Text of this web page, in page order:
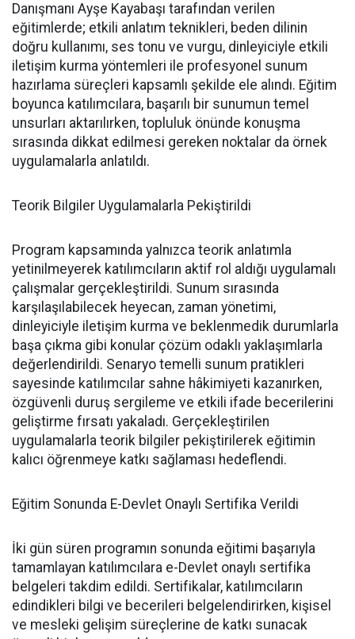
Danışmanı Ayşe Kayabaşı tarafından verilen
eğitimlerde; etkili anlatım teknikleri, beden dilinin
doğru kullanımı, ses tonu ve vurgu, dinleyiciyle etkili
iletişim kurma yöntemleri ile profesyonel sunum
hazırlama süreçleri kapsamlı şekilde ele alındı. Eğitim
boyunca katılımcılara, başarılı bir sunumun temel
unsurları aktarılırken, topluluk önünde konuşma
sırasında dikkat edilmesi gereken noktalar da örnek
uygulamalarla anlatıldı.
Teorik Bilgiler Uygulamalarla Pekiştirildi
Program kapsamında yalnızca teorik anlatımla
yetinilmeyerek katılımcıların aktif rol aldığı uygulamalı
çalışmalar gerçekleştirildi. Sunum sırasında
karşılaşılabilecek heyecan, zaman yönetimi,
dinleyiciyle iletişim kurma ve beklenmedik durumlarla
başa çıkma gibi konular çözüm odaklı yaklaşımlarla
değerlendirildi. Senaryo temelli sunum pratikleri
sayesinde katılımcılar sahne hâkimiyeti kazanırken,
özgüvenli duruş sergileme ve etkili ifade becerilerini
geliştirme fırsatı yakaladı. Gerçekleştirilen
uygulamalarla teorik bilgiler pekiştirilerek eğitimin
kalıcı öğrenmeye katkı sağlaması hedeflendi.
Eğitim Sonunda E-Devlet Onaylı Sertifika Verildi
İki gün süren programın sonunda eğitimi başarıyla
tamamlayan katılımcılara e-Devlet onaylı sertifika
belgeleri takdim edildi. Sertifikalar, katılımcıların
edindikleri bilgi ve becerileri belgelendirirken, kişisel
ve mesleki gelişim süreçlerine de katkı sunacak